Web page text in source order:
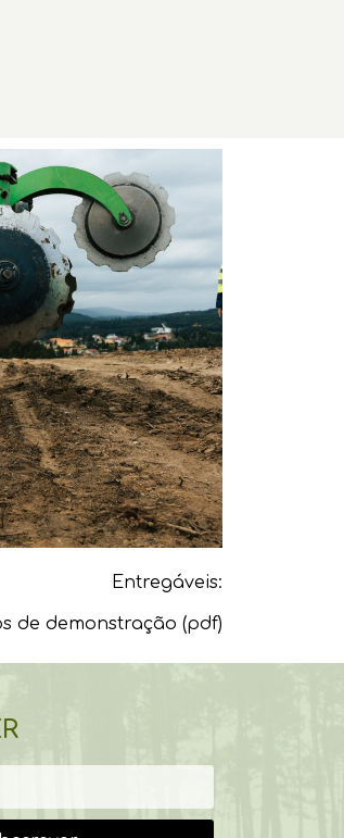
Entregáveis:
de demonstração (pdf)